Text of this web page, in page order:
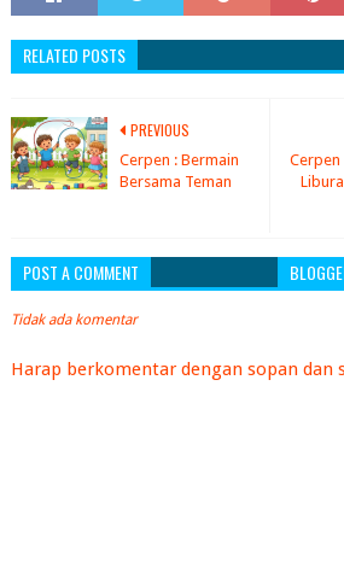
RELATED POSTS
Cerpen
PREVIOUS
Cerpen : Bermain
Bersama Teman
POST A COMMENT
Tidak ada komentar
Harap berkomentar dengan sopan dan